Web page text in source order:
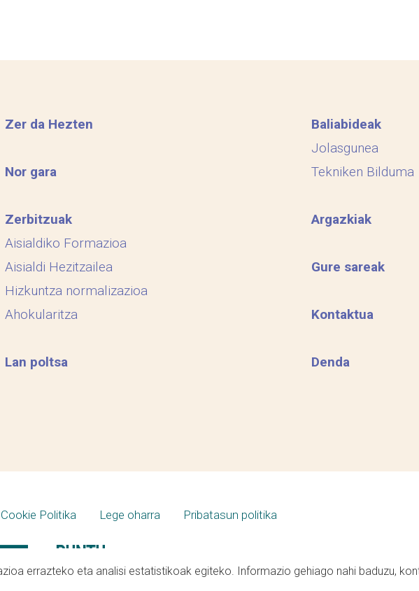
Zer da Hezten
Nor gara
Zerbitzuak
Aisialdiko Formazioa
Aisialdi Hezitzailea
Hizkuntza normalizazioa
Ahokularitza
Lan poltsa
Baliabideak
Jolasgunea
Tekniken Bilduma
Argazkiak
Gure sareak
Kontaktua
Denda
Cookie Politika Lege oharra Pribatasun politika
errazteko eta analisi estatistikoak egiteko. Informazio gehiago nahi baduzu,